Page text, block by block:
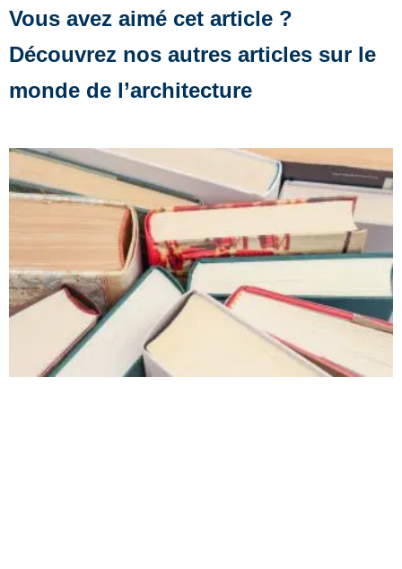
Vous avez aimé cet article ?
Découvrez nos autres articles sur le
monde de l’architecture